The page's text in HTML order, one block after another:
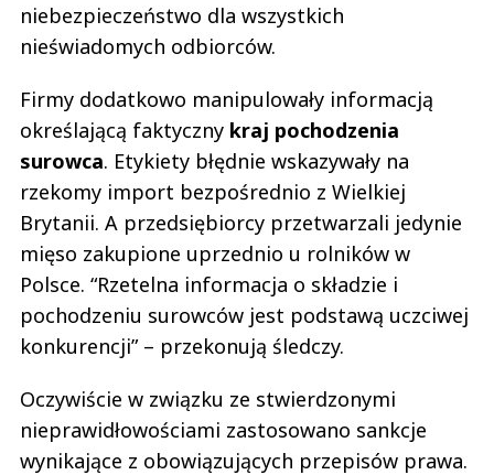
niebezpieczeństwo dla wszystkich
nieświadomych odbiorców.
Firmy dodatkowo manipulowały informacją
określającą faktyczny kraj pochodzenia
surowca. Etykiety błędnie wskazywały na
rzekomy import bezpośrednio z Wielkiej
Brytanii. A przedsiębiorcy przetwarzali jedynie
mięso zakupione uprzednio u rolników w
Polsce. “Rzetelna informacja o składzie i
pochodzeniu surowców jest podstawą uczciwej
konkurencji” – przekonują śledczy.
Oczywiście w związku ze stwierdzonymi
nieprawidłowościami zastosowano sankcje
wynikające z obowiązujących przepisów prawa.